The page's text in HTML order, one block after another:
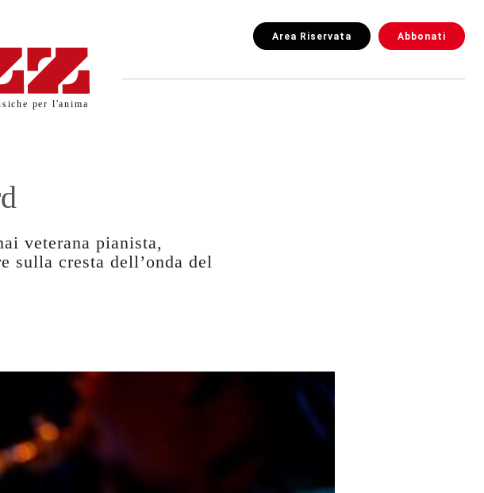
è
Abbonati
Area Riservata
per l'anima
veterana pianista,
sulla cresta dell’onda del